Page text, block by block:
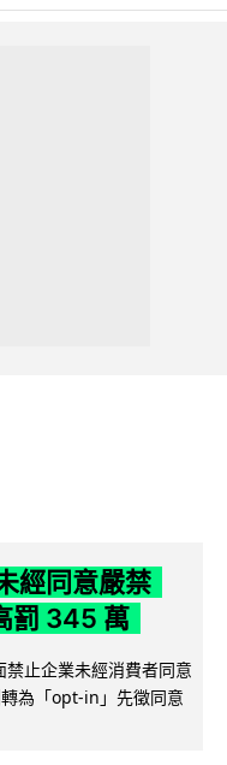
經同意嚴禁
罰 345 萬
止企業未經消費者同意
為「opt-in」先徵同意